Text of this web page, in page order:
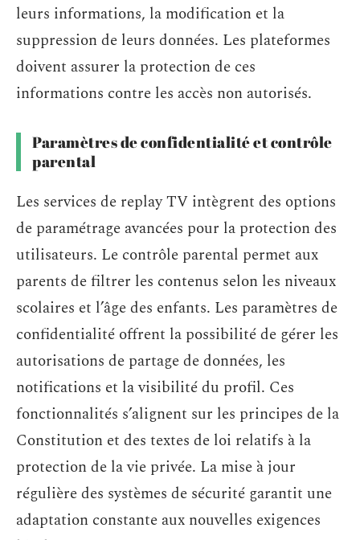
leurs informations, la modification et la
suppression de leurs données. Les plateformes
doivent assurer la protection de ces
informations contre les accès non autorisés.
Paramètres de confidentialité et contrôle
parental
Les services de replay TV intègrent des options
de paramétrage avancées pour la protection des
utilisateurs. Le contrôle parental permet aux
parents de filtrer les contenus selon les niveaux
scolaires et l’âge des enfants. Les paramètres de
confidentialité offrent la possibilité de gérer les
autorisations de partage de données, les
notifications et la visibilité du profil. Ces
fonctionnalités s’alignent sur les principes de la
Constitution et des textes de loi relatifs à la
protection de la vie privée. La mise à jour
régulière des systèmes de sécurité garantit une
adaptation constante aux nouvelles exigences